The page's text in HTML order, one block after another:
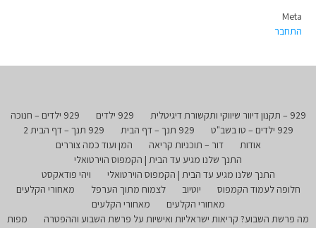
Meta
התחבר
929 – תקנון דיוור שיווקי ותקשורת דיגיטלית 929 ילדים
929 ילדים – חנוכה
929 ילדים – טו בשב"ט
929 תנך – דף הבית
929 תנך – דף הבית 2
אודות
דור – תוכניות קריאה
המן ועוד כמה צוררים
התנך שלנו מגיע עד הבית | הקמפוס הוירטואלי
התנך שלנו מגיע עד הבית | הקמפוס הוירטואלי
ויהי פודאקסט
חלופה לעמוד הקמפוס
יוטיוב לצמוח מתוך הערפל
מאחורי הקלעים
מאחורי הקלעים
מאחורי הקלעים
מה פרשת השבוע? קריאות ישראליות ואישיות על פרשת השבוע וההפטרה
מפות